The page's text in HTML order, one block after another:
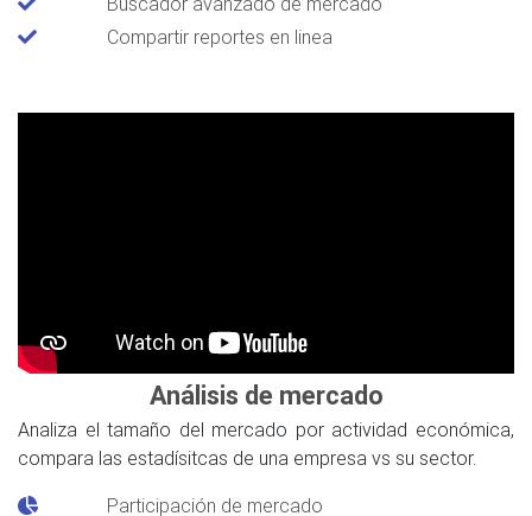
Compartir reportes en linea
Análisis de mercado
Analiza el tamaño del mercado por actividad económica,
compara las estadísitcas de una empresa vs su sector.
Participación de mercado